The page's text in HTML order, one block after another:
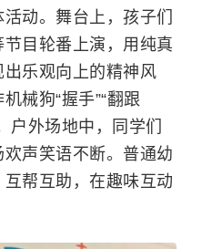
动。舞台上，孩子们
目轮番上演，用纯真
乐观向上的精神风
械狗“握手”“翻跟
户外场地中，同学们
声笑语不断。普通幼
帮互助，在趣味互动